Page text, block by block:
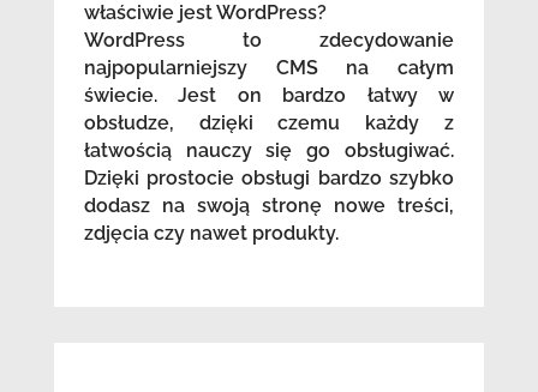
właściwie jest WordPress?
WordPress to zdecydowanie
najpopularniejszy CMS na całym
świecie. Jest on bardzo łatwy w
obsłudze, dzięki czemu każdy z
łatwością nauczy się go obsługiwać.
Dzięki prostocie obsługi bardzo szybko
dodasz na swoją stronę nowe treści,
zdjęcia czy nawet produkty.